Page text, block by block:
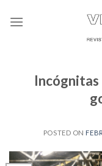
POSTED ON